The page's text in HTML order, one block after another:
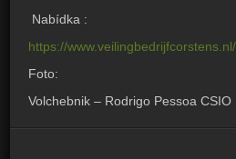
Nabídka :
https://
Foto:
Volchebnik – Rodrigo Pessoa CSIO